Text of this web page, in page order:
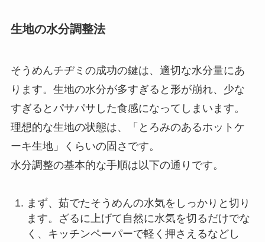
生地の水分調整法
そうめんチヂミの成功の鍵は、適切な水分量にあ
ります。生地の水分が多すぎると形が崩れ、少な
すぎるとパサパサした食感になってしまいます。
理想的な生地の状態は、「とろみのあるホットケ
ーキ生地」くらいの固さです。
水分調整の基本的な手順は以下の通りです。
まず、茹でたそうめんの水気をしっかりと切り
ます。ざるに上げて自然に水気を切るだけでな
く、キッチンペーパーで軽く押さえるなどし